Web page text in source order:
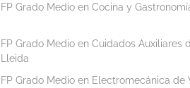
FP Grado Medio en Cocina y
FP Grado Medio en Cuidados Auxiliares
Lleida
FP Grado Medio en Electromecánica de